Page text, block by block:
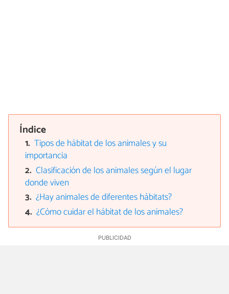
Índice
Tipos de hábitat de los animales y su
importancia
Clasificación de los animales según el lugar
donde viven
¿Hay animales de diferentes hábitats?
¿Cómo cuidar el hábitat de los animales?